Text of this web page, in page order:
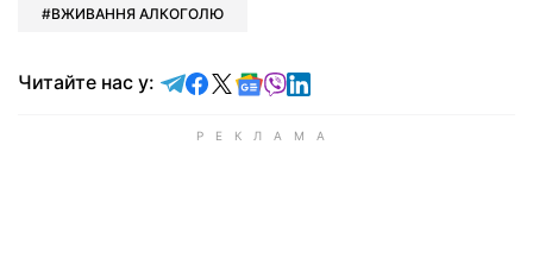
ВЖИВАННЯ АЛКОГОЛЮ
Читайте нас у: Читайте у Telegram
Читайте у Facebook
Читайте у X
Читайте у Google news
Читайте у Viber
Читайте у LinkedIn